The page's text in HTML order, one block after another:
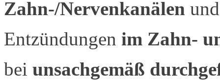
Zahn-/Nervenkanälen
Entzündungen im Zahn-
bei unsachgemäß